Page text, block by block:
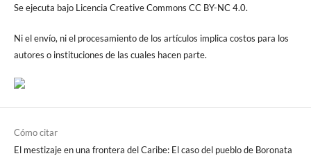
Se ejecuta bajo Licencia Creative Commons CC BY-NC 4.0.
Ni el envío, ni el procesamiento de los artículos implica costos para los
autores o instituciones de las cuales hacen parte.
Cómo citar
El mestizaje en una frontera del Caribe: El caso del pueblo de Boronata